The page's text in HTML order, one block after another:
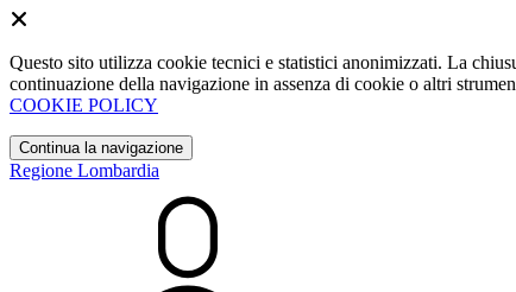
Questo sito utilizza cookie tecnici e statistici anonimizzati. La
continuazione della navigazione in assenza di cookie o altri
COOKIE POLICY
Continua la navigazione
Regione Lombardia